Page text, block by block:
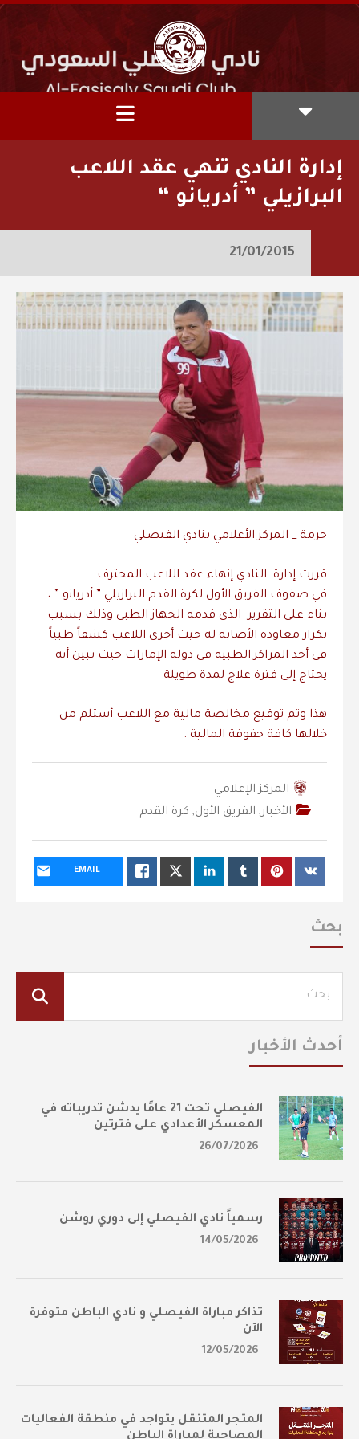
إدارة النادي تنهي عقد اللاعب
البرازيلي ” أدريانو “
21/01/2015
حرمة _ المركز الأعلامي بنادي الفيصلي
قررت إدارة النادي إنهاء عقد اللاعب المحترف
في صفوف الفريق الأول لكرة القدم البرازيلي ” أدريانو ” ،
بناء على التقرير الذي قدمه الجهاز الطبي وذلك بسبب
تكرار معاودة الأصابة له حيث أجرى اللاعب كشفاً طبياً
في أحد المراكز الطبية في دولة الإمارات حيث تبين أنه
يحتاج إلى فترة علاج لمدة طويلة
هذا وتم توقيع مخالصة مالية مع اللاعب أستلم من
خلالها كافة حقوقة المالية .
المركز الإعلامي
الأخبار, الفريق الأول, كرة القدم
EMAIL
بحث
أحدث الأخبار
الفيصلي تحت 21 عامًا يدشن تدريباته في
المعسكر الأعدادي على فترتين
26/07/2026
رسمياً نادي الفيصلي إلى دوري روشن
14/05/2026
تذاكر مباراة الفيصلي و نادي الباطن متوفرة
الآن
12/05/2026
المتجر المتنقل يتواجد في منطقة الفعاليات
المصاحبة لمباراة الباطن